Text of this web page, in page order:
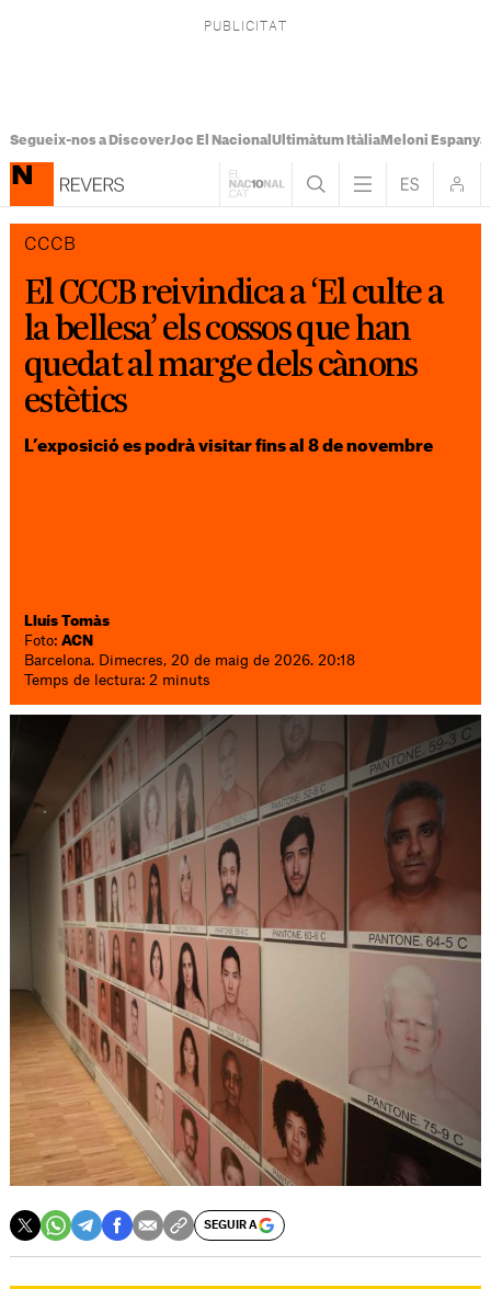
Segueix-nos a DiscoverJoc El Nacional Ultimàtum ItàliaMeloni Espanya
CCCB
El CCCB reivindica a ‘El culte a
la bellesa’ els cossos que han
quedat al marge dels cànons
estètics
L’exposició es podrà visitar fins al 8 de novembre
Lluís Tomàs
Foto:ACN
Barcelona. Dimecres, 20 de maig de 2026. 20:18
Temps de lectura: 2 minuts
SEGUIR A